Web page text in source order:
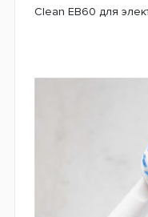
Clean EB60 для